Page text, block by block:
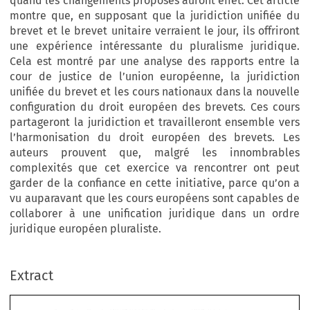
montre que, en supposant que la juridiction unifiée du
brevet et le brevet unitaire verraient le jour, ils offriront
une expérience intéressante du pluralisme juridique.
Cela est montré par une analyse des rapports entre la
cour de justice de l’union européenne, la juridiction
unifiée du brevet et les cours nationaux dans la nouvelle
configuration du droit européen des brevets. Ces cours
partageront la juridiction et travailleront ensemble vers
l’harmonisation du droit européen des brevets. Les
auteurs prouvent que, malgré les innombrables
complexités que cet exercice va rencontrer ont peut
garder de la confiance en cette initiative, parce qu’on a
vu auparavant que les cours européens sont capables de
collaborer à une unification juridique dans un ordre
juridique européen pluraliste.
Extract
The Unified Patent Court as Part of a New European Patent
European Review of Private Law 1-2018 [97